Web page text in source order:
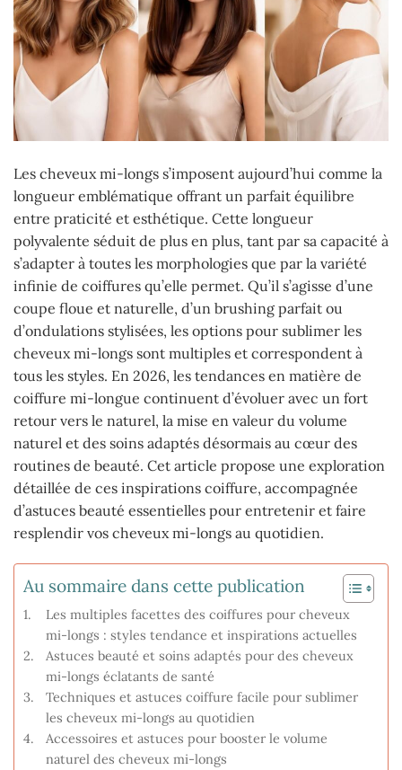
Les cheveux mi-longs s’imposent aujourd’hui comme la
longueur emblématique offrant un parfait équilibre
entre praticité et esthétique. Cette longueur
polyvalente séduit de plus en plus, tant par sa capacité à
s’adapter à toutes les morphologies que par la variété
infinie de coiffures qu’elle permet. Qu’il s’agisse d’une
coupe floue et naturelle, d’un brushing parfait ou
d’ondulations stylisées, les options pour sublimer les
cheveux mi-longs sont multiples et correspondent à
tous les styles. En 2026, les tendances en matière de
coiffure mi-longue continuent d’évoluer avec un fort
retour vers le naturel, la mise en valeur du volume
naturel et des soins adaptés désormais au cœur des
routines de beauté. Cet article propose une exploration
détaillée de ces inspirations coiffure, accompagnée
d’astuces beauté essentielles pour entretenir et faire
resplendir vos cheveux mi-longs au quotidien.
Au sommaire dans cette publication
Les multiples facettes des coiffures pour cheveux
mi-longs : styles tendance et inspirations actuelles
Astuces beauté et soins adaptés pour des cheveux
mi-longs éclatants de santé
Techniques et astuces coiffure facile pour sublimer
les cheveux mi-longs au quotidien
Accessoires et astuces pour booster le volume
naturel des cheveux mi-longs